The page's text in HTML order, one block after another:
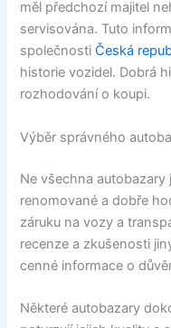
měl předchozí majitel
servisována. Tuto
společnostiČeská
historie vozidel. Dobrá
rozhodování o koupi.
Výběr správného
Ne všechna
renomované a dobře
záruku na vozy a
recenze a zkušenosti
cenné informace o
Některé autobazary